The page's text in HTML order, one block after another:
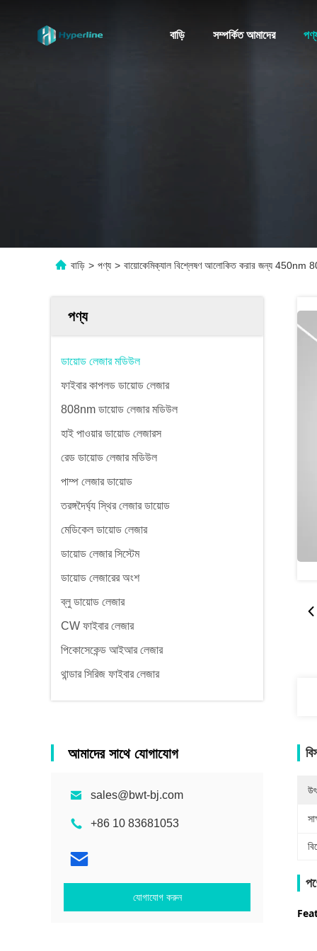
বাড়ি সম্পর্কিত আমাদের
বাড়ি > পণ্য > বায়োকেমিক্যাল বিশ্লেষণ আলোকিত করার জন্য 450nm
পণ্য
ডায়োড লেজার মডিউল
ফাইবার কাপলড ডায়োড লেজার
808nm ডায়োড লেজার মডিউল
হাই পাওয়ার ডায়োড লেজারস
রেড ডায়োড লেজার মডিউল
পাম্প লেজার ডায়োড
তরঙ্গদৈর্ঘ্য স্থির লেজার ডায়োড
মেডিকেল ডায়োড লেজার
ডায়োড লেজার সিস্টেম
ডায়োড লেজারের অংশ
ব্লু ডায়োড লেজার
CW ফাইবার লেজার
পিকোসেকেন্ড আইআর লেজার
থান্ডার সিরিজ ফাইবার লেজার
আমাদের সাথে যোগাযোগ
sales@bwt-bj.com
+86 10 83681053
যোগাযোগ করুন